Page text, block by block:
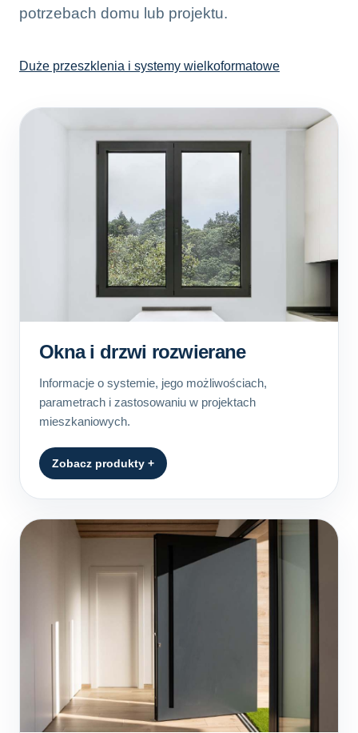
potrzebach domu lub projektu.
Duże przeszklenia i systemy wielkoformatowe
Okna i drzwi rozwierane
Informacje o systemie, jego możliwościach,
parametrach i zastosowaniu w projektach
mieszkaniowych.
Zobacz produkty +